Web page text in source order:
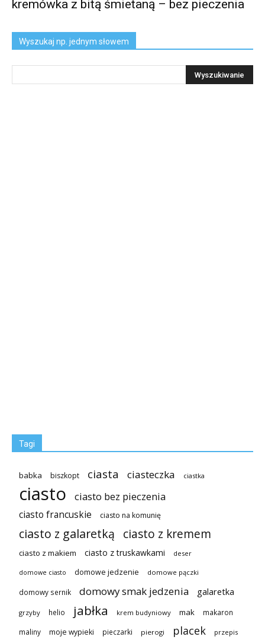
kremówka z bitą śmietaną – bez pieczenia
Wyszukaj np. jednym słowem
Tagi
babka biszkopt ciasta ciasteczka ciastka
ciasto ciasto bez pieczenia
ciasto francuskie ciasto na komunię
ciasto z galaretką ciasto z kremem
ciasto z makiem ciasto z truskawkami deser
domowe ciasto domowe jedzenie domowe pączki
domowy sernik domowy smak jedzenia galaretka
grzyby helio jabłka krem budyniowy mak makaron
maliny moje wypieki pieczarki pierogi placek przepis